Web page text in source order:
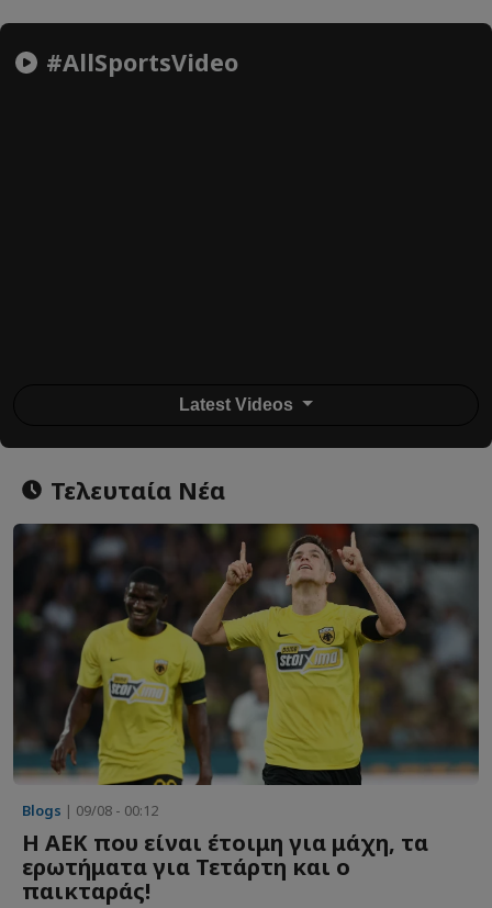
#AllSportsVideo
Latest Videos
Τελευταία Νέα
Blogs | 09/08 - 00:12
Η ΑΕΚ που είναι έτοιμη για μάχη, τα
ερωτήματα για Τετάρτη και ο
παικταράς!